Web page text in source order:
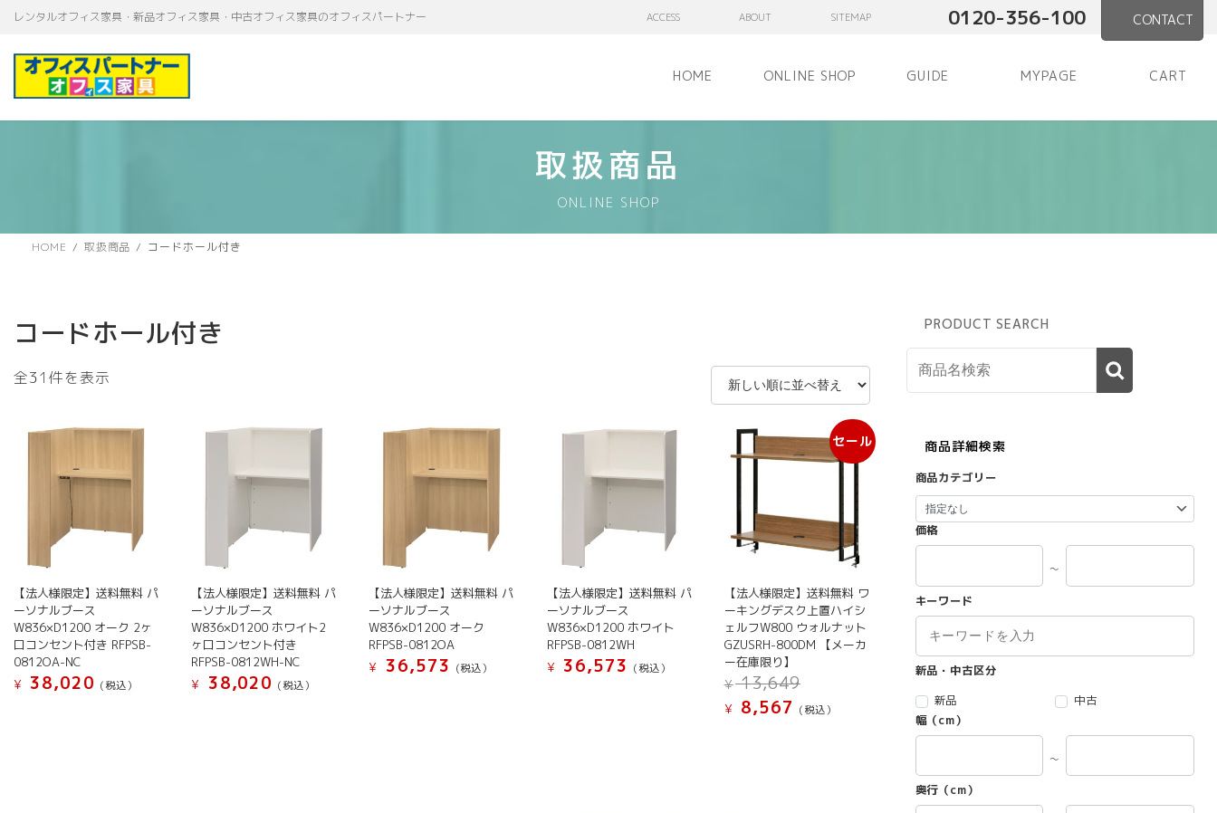
テ
ゲ
レンタルオフィス家具・新品オフィス家具・中古オフィス家具のオフィスパートナー ACCESS ABOUT SITEMAP 0120-356-100 CONTACT
HOME ONLINE SHOP GUIDE MYPAGE CART
取扱商品
ONLINE SHOP
HOME 取扱商品 コードホール付き
コードホール付き
全31件を表示
い
【法人様限定】送料無料 パ
ーソナルブース
W836×D1200 オーク 2ヶ
口コンセント付き RFPSB-
0812OA-NC
¥
38,020 (税込）
【法人様限定】送料無料 パ
ーソナルブース
W836×D1200 ホワイト2
ヶ口コンセント付き
RFPSB-0812WH-NC
¥
38,020 (税込）
【法人様限定】送料無料 パ
ーソナルブース
W836×D1200 オーク
RFPSB-0812OA
¥
36,573 (税込）
【法人様限定】送料無料 パ
ーソナルブース
W836×D1200 ホワイト
RFPSB-0812WH
¥
36,573 (税込）
セール
【法人様限定】送料無料 ワ
ーキングデスク上置ハイシ
ェルフW800 ウォルナット
GZUSRH-800DM 【メーカ
ー在庫限り】
¥13,649
価
¥ 8,567 現
在
(税込）
PRODUCT SEARCH
商品詳細検索
商品カテゴリー
価格
～
キーワード
新品・中古区分
新品
中古
幅（cm）
～
奥行（cm）